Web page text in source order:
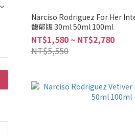
Narciso Rodriguez For Her
馥郁版 30ml 50ml 100ml
NT$1,580 ~ NT$2,780
NT$5,550